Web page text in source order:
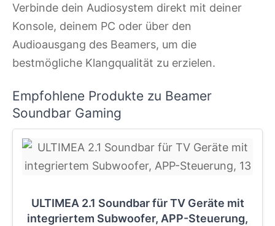
Verbinde dein Audiosystem direkt mit deiner
Konsole, deinem PC oder über den
Audioausgang des Beamers, um die
bestmögliche Klangqualität zu erzielen.
Empfohlene Produkte zu Beamer
Soundbar Gaming
ULTIMEA 2.1 Soundbar für TV Geräte mit
integriertem Subwoofer, APP-Steuerung,